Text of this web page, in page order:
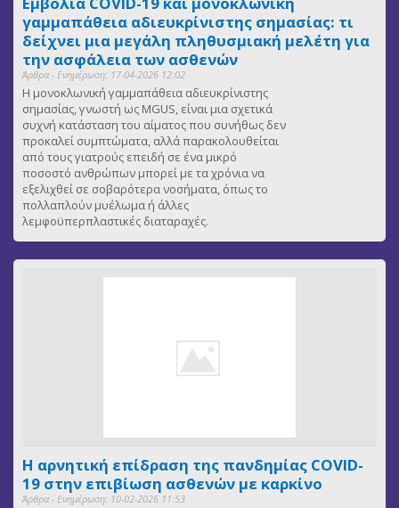
γαμμαπάθεια αδιευκρίνιστης σημασίας: τι
δείχνει μια μεγάλη πληθυσμιακή μελέτη για
την ασφάλεια των ασθενών
Άρθρα - Ενημέρωση: 17-04-2026 12:02
Η μονοκλωνική γαμμαπάθεια αδιευκρίνιστης
σημασίας, γνωστή ως MGUS, είναι μια σχετικά
συχνή κατάσταση του αίματος που συνήθως δεν
προκαλεί συμπτώματα, αλλά παρακολουθείται
από τους γιατρούς επειδή σε ένα μικρό
ποσοστό ανθρώπων μπορεί με τα χρόνια να
εξελιχθεί σε σοβαρότερα νοσήματα, όπως το
πολλαπλούν μυέλωμα ή άλλες
λεμφοϋπερπλαστικές διαταραχές.
Η αρνητική επίδραση της πανδημίας COVID-
19 στην επιβίωση ασθενών με καρκίνο
Άρθρα - Ενημέρωση: 10-02-2026 11:53